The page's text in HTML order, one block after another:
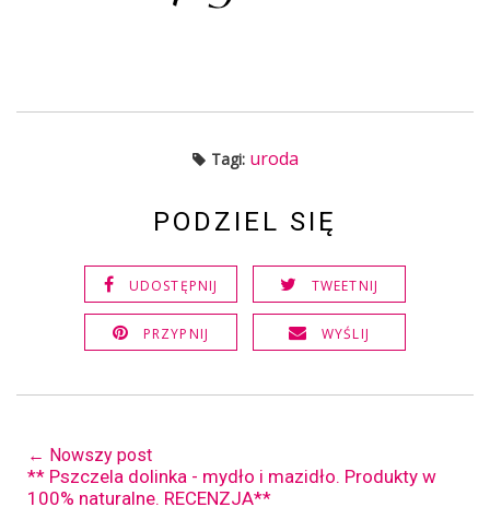
Tagi: uroda
PODZIEL SIĘ
UDOSTĘPNIJ TWEETNIJ
PRZYPNIJ WYŚLIJ
← Nowszy post
** Pszczela dolinka - mydło i mazidło. Produkty w
100% naturalne. RECENZJA**